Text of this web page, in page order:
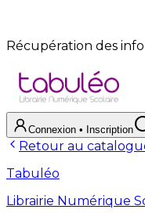
Récupération des
Connexion • Inscription
Retour au
Tabuléo
Librairie Numérique